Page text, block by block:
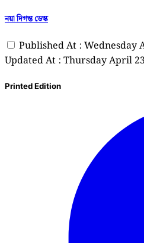
নয়া দিগন্ত ডেস্ক
Published At : Wednesday
Updated At : Thursday April
Printed Edition